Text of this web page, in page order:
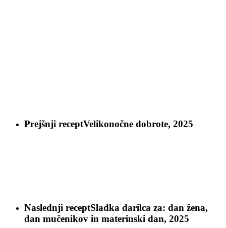
Prejšnji receptVelikonočne dobrote, 2025
Naslednji receptSladka darilca za: dan žena,
dan mučenikov in materinski dan, 2025